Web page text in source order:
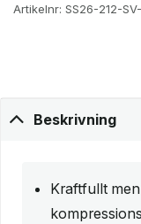
Artikelnr: SS26-212-
Beskrivning
Kraftfullt